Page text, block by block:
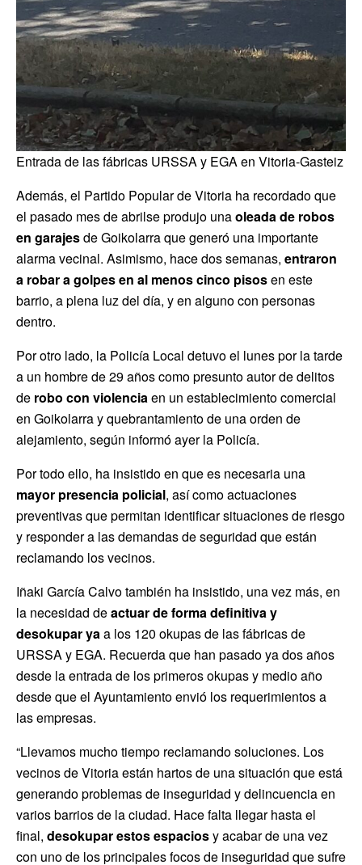
Entrada de las fábricas URSSA y EGA en Vitoria-Gasteiz
Además, el Partido Popular de Vitoria ha recordado que
el pasado mes de abrilse produjo unaoleada de robos
en garajesde Goikolarra que generó una importante
alarma vecinal. Asimismo, hace dos semanas, entraron
a robar a golpes en al menos cinco pisosen este
barrio, a plena luz del día, y en alguno con personas
dentro.
Por otro lado, la Policía Local detuvo el lunes por la tarde
a un hombre de 29 años como presunto autor de delitos
de robo con violenciaen un establecimiento comercial
en Goikolarra y quebrantamiento de una orden de
alejamiento, según informó ayer la Policía.
Por todo ello, ha insistido en que es necesaria una
mayor presencia policial, así como actuaciones
preventivas que permitan identificar situaciones de riesgo
y responder a las demandas de seguridad que están
reclamando los vecinos.
Iñaki García Calvo también ha insistido, una vez más, en
la necesidad deactuar de forma definitiva y
desokupar yaa los 120 okupas de las fábricas de
URSSA y EGA. Recuerda que han pasado ya dos años
desde la entrada de los primeros okupas y medio año
desde que el Ayuntamiento envió los requerimientos a
las empresas.
“Llevamos mucho tiempo reclamando soluciones. Los
vecinos de Vitoria están hartos de una situación que está
generando problemas de inseguridad y delincuencia en
varios barrios de la ciudad. Hace falta llegar hasta el
final, desokupar estos espaciosy acabar de una vez
con uno de los principales focos de inseguridad que sufre